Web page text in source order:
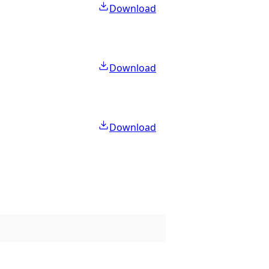
Download
Download
Download